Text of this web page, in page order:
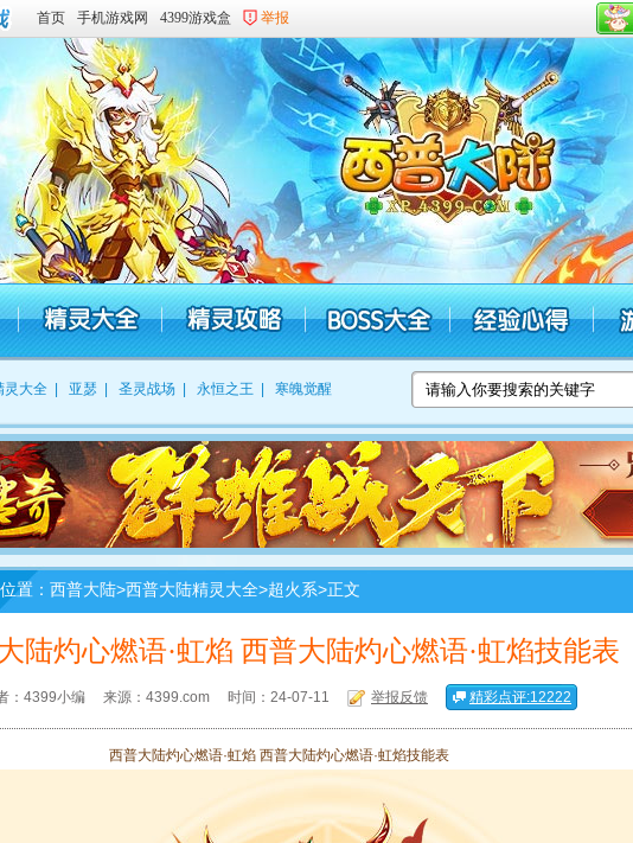
首页 手机游戏网 4399游戏盒 举报
灵大全 亚瑟 圣灵战场 永恒之王 寒魄觉醒
置： 西普大陆>西普大陆精灵大全>超火系>正文
陆灼心燃语·虹焰 西普大陆灼心燃语·虹焰技能表
：4399小编 来源：4399.com 时间：24-07-11 举报反馈 精彩点评:12222
西普大陆灼心燃语·虹焰 西普大陆灼心燃语·虹焰技能表